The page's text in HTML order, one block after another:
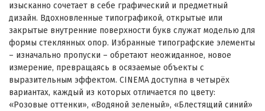
изысканно сочетает в себе графический и предметный
дизайн. Вдохновленные типографикой, открытые или
закрытые внутренние поверхности букв служат моделью для
формы стеклянных опор. Избранные типографские элементы
– изначально пропуски – обретают неожиданное, новое
измерение, превращаясь в осязаемые объекты с
выразительным эффектом. CINEMA доступна в четырёх
вариантах, каждый из которых отличается по цвету:
«Розовые оттенки», «Водяной зеленый», «Блестящий синий»